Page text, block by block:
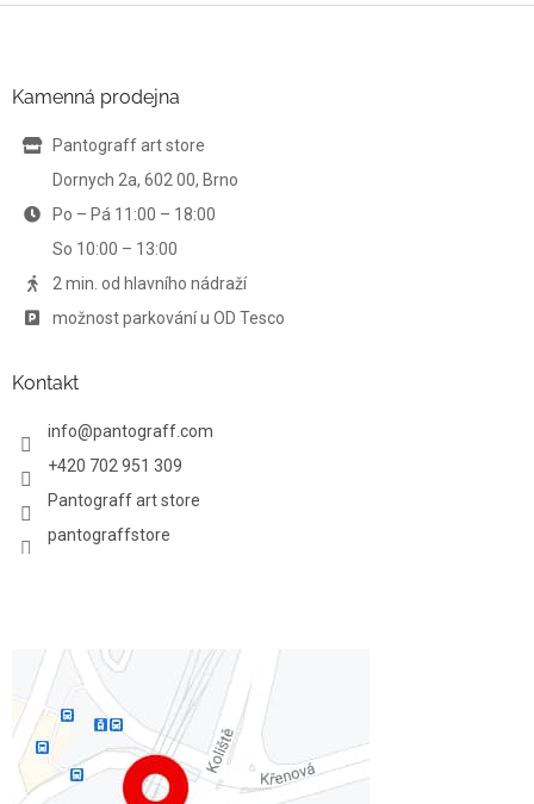
l
p
i
Kamenná prodejna
Pantograff art store
Dornych 2a, 602 00, Brno
Po – Pá 11:00 – 18:00
So 10:00 – 13:00
2 min. od hlavního nádraží
možnost parkování u OD Tesco
Kontakt
info@pantograff.com
+420 702 951 309
Pantograff art store
pantograffstore